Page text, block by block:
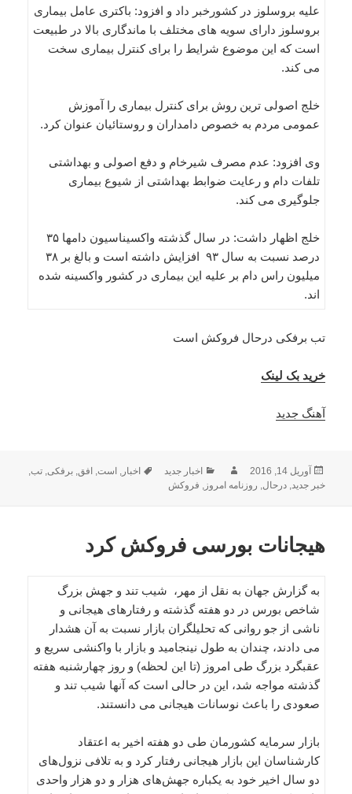
علیه بروسلوز در کشورخبر داد و افزود: باکتری عامل بیماری
بروسلوز دارای سویه های مختلف با ماندگاری بالا در طبیعت
است که این موضوع شرایط را برای کنترل بیماری سخت
می کند.
خلج اصولی ترین روش برای کنترل بیماری را آموزش
عمومی مردم به خصوص دامداران و روستائیان عنوان کرد.
وی افزود: عدم مصرف شیرخام و دفع اصولی و بهداشتی
تلفات دام و رعایت ضوابط بهداشتی از شیوع بیماری
جلوگیری می کند.
خلج اظهار داشت: در سال گذشته واکسیناسیون دامها ۳۵
درصد نسبت به سال ۹۳ افزایش داشته است و بالغ بر ۳۸
میلیون راس دام بر علیه این بیماری در کشور واکسینه شده
اند.
تب برفکی درحال فروکش است
خرید بک لینک
آهنگ جدید
ارسال
شده
آوریل 14, 2016 نویسندهدسته‌ها
اخبار جدید برچسب‌ها
اخبار, است, افق,برفکی,تب,
خبر جدید,درحال, روزنامه امروز, فروکش
هیجانات بورسی فروکش کرد
به گزارش جهان به نقل از مهر، شیب تند و جهش بزرگ
شاخص بورس در دو هفته گذشته و رفتارهای هیجانی و
ناشی از جو روانی که تحلیلگران بازار نسبت به آن هشدار
می دادند، چندان به طول نینجامید و بازار با واکنشی سریع و
عقبگرد بزرگ طی امروز (تا این لحظه) و روز چهارشنبه هفته
گذشته مواجه شد، این در حالی است که آنها شیب تند و
صعودی را باعث نوسانات هیجانی می دانستند.
بازار سرمایه کشورمان طی دو هفته اخیر به اعتقاد
کارشناسان این بازار هیجانی رفتار کرد و به تلافی نزول‌های
دو سال اخیر خود به یکباره جهش‌های هزار و دو هزار واحدی